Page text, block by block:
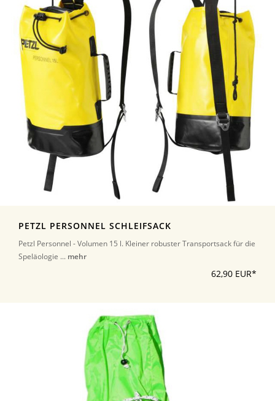
PETZL PERSONNEL SCHLEIFSACK
Petzl Personnel - Volumen 15 l. Kleiner robuster Transportsack für die
Speläologie ... mehr
62,90 EUR*